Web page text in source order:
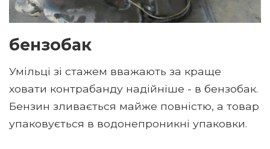
бензобак
Умільці зі стажем вважають за краще
ховати контрабанду надійніше - в бензобак.
Бензин зливається майже повністю, а товар
упаковується в водонепроникні упаковки.